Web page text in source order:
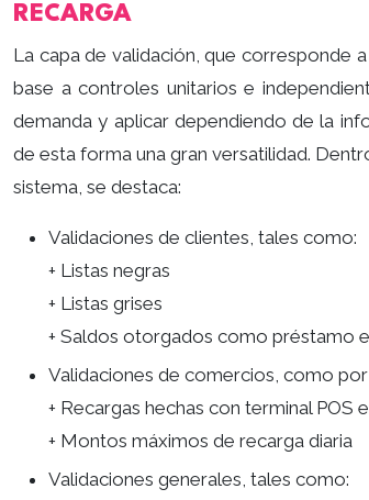
RECARGA
La capa de validación, que corresponde
base a controles unitarios e
demanda y aplicar dependiendo de la
de esta forma una gran versatilidad.
sistema, se destaca:
Validaciones de clientes, tales como:
+ Listas negras
+ Listas grises
+ Saldos otorgados como préstamo
Validaciones de comercios, como
+ Recargas hechas con terminal POS
+ Montos máximos de recarga diaria
Validaciones generales, tales como: